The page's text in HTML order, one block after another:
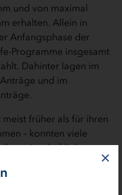
×
und von maximal
erhalten. Allein in
Anfangsphase der
Programme insgesamt
Dahinter lagen im
und im
früher als für ihren
– konnten viele
ihre wirtschaftliche
prognostiziert und als